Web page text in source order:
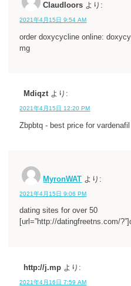
Claudloors より:
2021年4月15日 9:54 AM
order doxycycline online:
mg
Mdiqzt より:
2021年4月15日 12:20 PM
Zbpbtq - best price for
MyronWAT より:
2021年4月15日 9:06 PM
dating sites for over 50
[url=”http://datingfreetns.com/
http://j.mp より:
2021年4月16日 7:59 AM